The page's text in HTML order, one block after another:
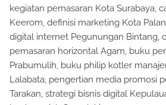
kegiatan pemasaran Kota Surabaya,
Keerom, definisi marketing Kota
digital internet Pegunungan Bintang,
pemasaran horizontal Agam, buku
Prabumulih, buku philip kotler
Lalabata, pengertian media promosi
Tarakan, strategi bisnis digital